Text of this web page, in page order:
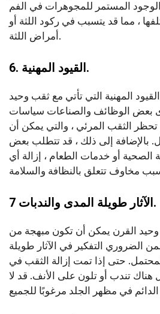
الوجود المستمر للمجوهرات في الفم
، مما قد يتسبب في ركود اللثة أو
أمراض اللثة.
6. القيود المهنية.
المهنية التي تأتي مع ثقب وحيد
بعض الوظائف والصناعات سياسات
الثقب المرئي ، والتي يمكن أن
بالإضافة إلى ذلك ، قد تتطلب بعض
الصحية أو خدمات الطعام ، إزالة أي
7 الآثار طويلة المدى والندبات.
القرن يمكن أن تكون مبهجة من
فمن الضروري التفكير في الآثار طويلة
حتى إذا تمت إزالة الثقب في
هناك تندب أو تلون على الأنف. قد لا